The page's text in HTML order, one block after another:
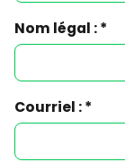
Nom légal : *
Courriel : *